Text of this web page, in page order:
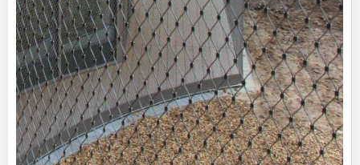
Architekturobjekte
Expertenprofile